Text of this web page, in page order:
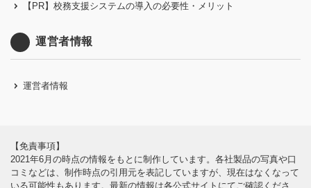
【PR】校務支援システムの導入の必要性・メリット
運営者情報
運営者情報
【免責事項】
2021年6月の時点の情報をもとに制作しています。各社製品の写真や口
コミなどは、制作時点の引用元を表記していますが、現在はなくなって
いる可能性もあります。最新の情報は各公式サイトにてご確認くださ